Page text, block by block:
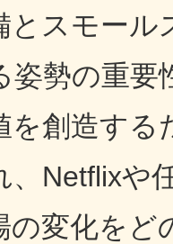
とスモー
姿勢の重要
を創造す
、Netflixや
の変化を